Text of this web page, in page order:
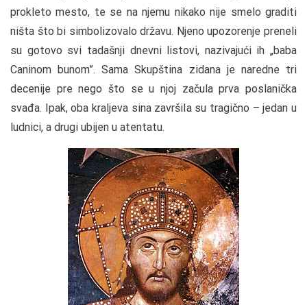
prokleto mesto, te se na njemu nikako nije smelo graditi
ništa što bi simbolizovalo državu. Njeno upozorenje preneli
su gotovo svi tadašnji dnevni listovi, nazivajući ih „baba
Caninom bunom”. Sama Skupština zidana je naredne tri
decenije pre nego što se u njoj začula prva poslanička
svađa. Ipak, oba kraljeva sina završila su tragično – jedan u
ludnici, a drugi ubijen u atentatu.